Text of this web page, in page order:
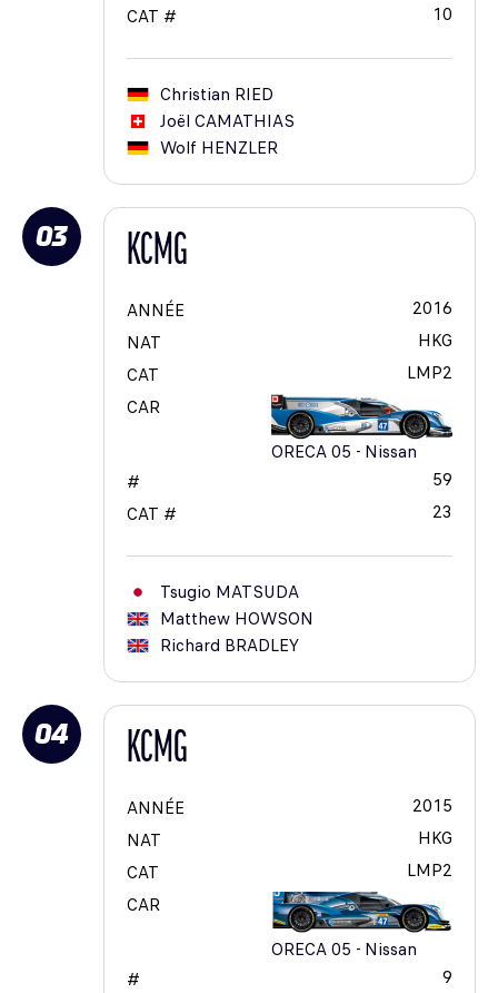
CAT #
10
Christian RIED
Joël CAMATHIAS
Wolf HENZLER
03 KCMG
ANNÉE
2016
NAT
HKG
CAT
LMP2
CAR
ORECA 05 - Nissan
#
59
CAT #
23
Tsugio MATSUDA
Matthew HOWSON
Richard BRADLEY
04 KCMG
ANNÉE
2015
NAT
HKG
CAT
LMP2
CAR
ORECA 05 - Nissan
#
9